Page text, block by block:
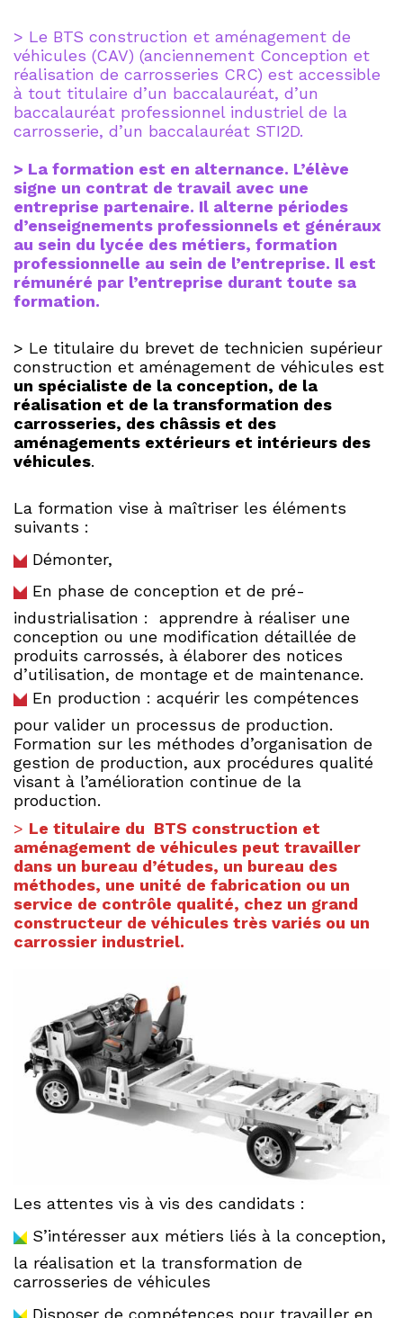
> Le BTS construction et aménagement de
véhicules (CAV) (anciennement Conception et
réalisation de carrosseries CRC) est accessible
à tout titulaire d’un baccalauréat, d’un
baccalauréat professionnel industriel de la
carrosserie, d’un baccalauréat STI2D.
> La formation est en alternance. L’élève
signe un contrat de travail avec une
entreprise partenaire. Il alterne périodes
d’enseignements professionnels et généraux
au sein du lycée des métiers, formation
professionnelle au sein de l’entreprise. Il est
rémunéré par l’entreprise durant toute sa
formation.
> Le titulaire du brevet de technicien supérieur
construction et aménagement de véhicules est
un spécialiste de la conception, de la
réalisation et de la transformation des
carrosseries, des châssis et des
aménagements extérieurs et intérieurs des
véhicules.
La formation vise à maîtriser les éléments
suivants :
Démonter,
En phase de conception et de pré-
industrialisation : apprendre à réaliser une
conception ou une modification détaillée de
produits carrossés, à élaborer des notices
d’utilisation, de montage et de maintenance.
En production : acquérir les compétences
pour valider un processus de production.
Formation sur les méthodes d’organisation de
gestion de production, aux procédures qualité
visant à l’amélioration continue de la
production.
> Le titulaire du BTS construction et
aménagement de véhicules peut travailler
dans un bureau d’études, un bureau des
méthodes, une unité de fabrication ou un
service de contrôle qualité, chez un grand
constructeur de véhicules très variés ou un
carrossier industriel.
Les attentes vis à vis des candidats :
S’intéresser aux métiers liés à la conception,
la réalisation et la transformation de
carrosseries de véhicules